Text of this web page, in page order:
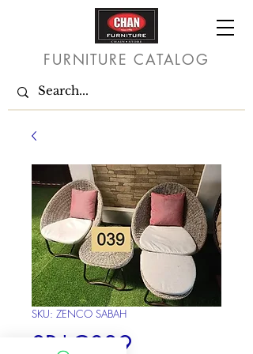
FURNITURE CATALOG
SKU: ZENCO SABAH
SR*C039